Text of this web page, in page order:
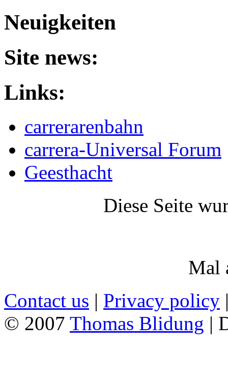
Neuigkeiten
Site news:
Links:
carrerarenbahn
carrera-Universal Forum
Geesthacht
Diese Seite
Mal
Contact us | Privacy policy
© 2007 Thomas Blidung |